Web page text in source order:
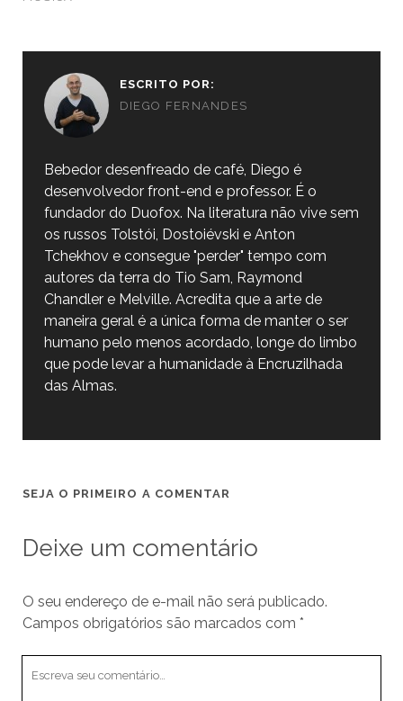
ESCRITO POR:
DIEGO FERNANDES
Bebedor desenfreado de café, Diego é
desenvolvedor front-end e professor. É o
fundador do Duofox. Na literatura não vive sem
os russos Tolstói, Dostoiévski e Anton
Tchekhov e consegue "perder" tempo com
autores da terra do Tio Sam, Raymond
Chandler e Melville. Acredita que a arte de
maneira geral é a única forma de manter o ser
humano pelo menos acordado, longe do limbo
que pode levar a humanidade à Encruzilhada
das Almas.
SEJA O PRIMEIRO A COMENTAR
Deixe um comentário
O seu endereço de e-mail não será publicado.
Campos obrigatórios são marcados com *